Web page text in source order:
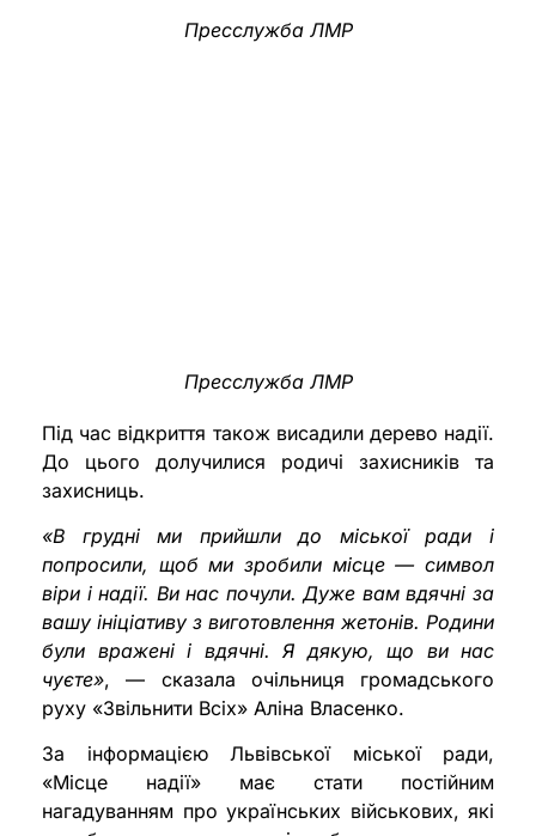
Пресслужба ЛМР
Пресслужба ЛМР
Під час відкриття також висадили дерево надії.
До цього долучилися родичі захисників та
захисниць.
«В грудні ми прийшли до міської ради і
попросили, щоб ми зробили місце — символ
віри і надії. Ви нас почули. Дуже вам вдячні за
вашу ініціативу з виготовлення жетонів. Родини
були вражені і вдячні. Я дякую, що ви нас
чуєте», — сказала очільниця громадського
руху «Звільнити Всіх» Аліна Власенко.
За інформацією Львівської міської ради,
«Місце надії» має стати постійним
нагадуванням про українських військових, які